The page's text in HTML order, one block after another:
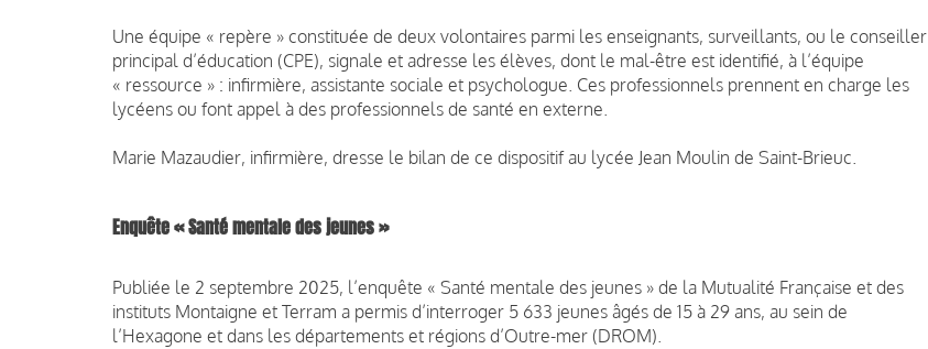
Une équipe « repère » constituée de deux volontaires parmi les enseignants, surveillants, ou le conseiller
principal d’éducation (CPE), signale et adresse les élèves, dont le mal-être est identifié, à l’équipe
« ressource » : infirmière, assistante sociale et psychologue. Ces professionnels prennent en charge les
lycéens ou font appel à des professionnels de santé en externe.
Marie Mazaudier, infirmière, dresse le bilan de ce dispositif au lycée Jean Moulin de Saint-Brieuc.
Enquête « Santé mentale des jeunes »
Publiée le 2 septembre 2025, l’enquête « Santé mentale des jeunes » de la Mutualité Française et des
instituts Montaigne et Terram a permis d’interroger 5 633 jeunes âgés de 15 à 29 ans, au sein de
l’Hexagone et dans les départements et régions d’Outre-mer (DROM).